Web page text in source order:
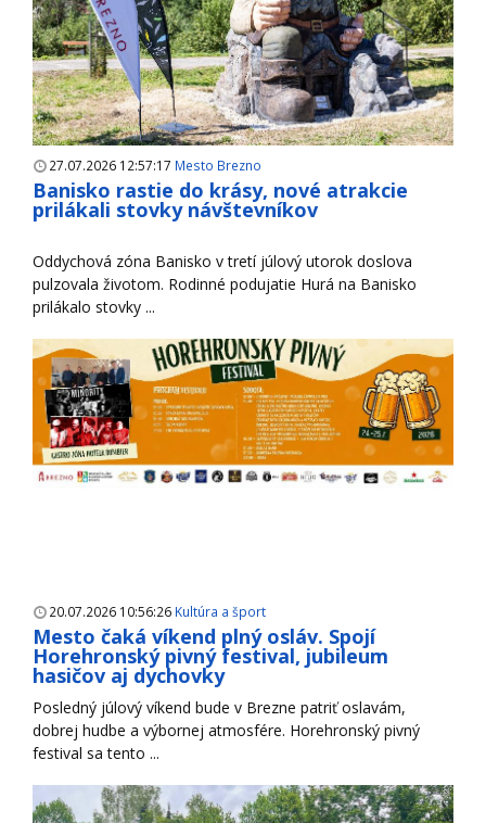
27.07.2026 12:57:17 Mesto Brezno
Banisko rastie do krásy, nové atrakcie
prilákali stovky návštevníkov
Oddychová zóna Banisko v tretí júlový utorok doslova
pulzovala životom. Rodinné podujatie Hurá na Banisko
prilákalo stovky ...
20.07.2026 10:56:26 Kultúra a šport
Mesto čaká víkend plný osláv. Spojí
Horehronský pivný festival, jubileum
hasičov aj dychovky
Posledný júlový víkend bude v Brezne patriť oslavám,
dobrej hudbe a výbornej atmosfére. Horehronský pivný
festival sa tento ...